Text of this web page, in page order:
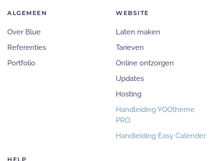
ALGEMEEN
Over Blue
Referenties
Portfolio
WEBSITE
Laten maken
Tarieven
Online ontzorgen
Updates
Hosting
Handleiding YOOtheme
PRO
Handleiding Easy Calender
HELP